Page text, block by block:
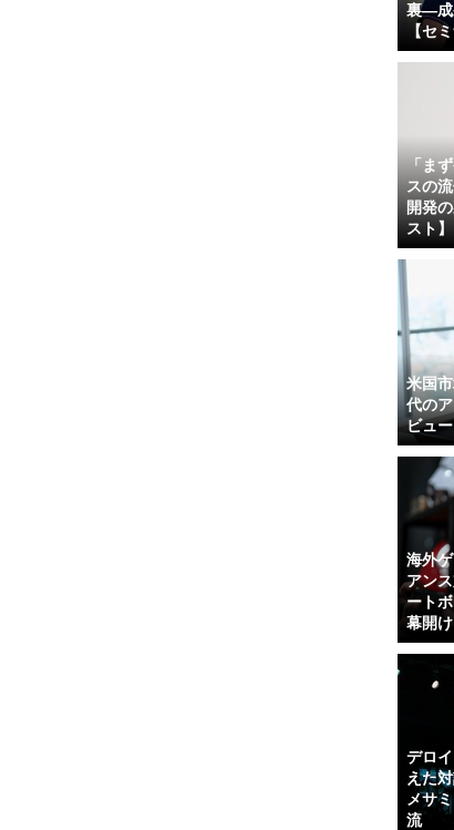
裏―成
【セ
「ま
スの
開発
スト】
米国
代の
ビュ
海外
アン
ート
幕開け
デロ
えた
メサ
流